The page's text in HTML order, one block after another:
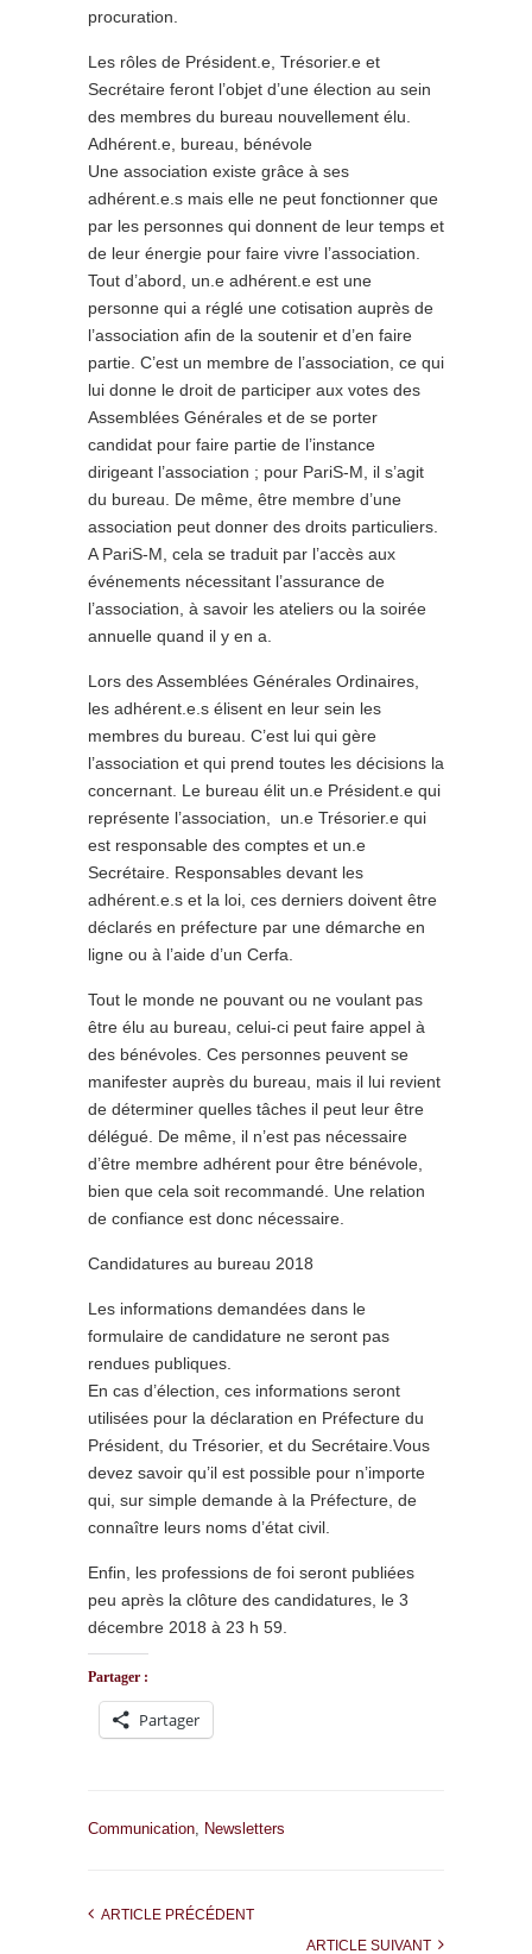
procuration.
Les rôles de Président.e, Trésorier.e et
Secrétaire feront l’objet d’une élection au sein
des membres du bureau nouvellement élu.
Adhérent.e, bureau, bénévole
Une association existe grâce à ses
adhérent.e.s mais elle ne peut fonctionner que
par les personnes qui donnent de leur temps et
de leur énergie pour faire vivre l’association.
Tout d’abord, un.e adhérent.e est une
personne qui a réglé une cotisation auprès de
l’association afin de la soutenir et d’en faire
partie. C’est un membre de l’association, ce qui
lui donne le droit de participer aux votes des
Assemblées Générales et de se porter
candidat pour faire partie de l’instance
dirigeant l’association ; pour PariS-M, il s’agit
du bureau. De même, être membre d’une
association peut donner des droits particuliers.
A PariS-M, cela se traduit par l’accès aux
événements nécessitant l’assurance de
l’association, à savoir les ateliers ou la soirée
annuelle quand il y en a.
Lors des Assemblées Générales Ordinaires,
les adhérent.e.s élisent en leur sein les
membres du bureau. C’est lui qui gère
l’association et qui prend toutes les décisions la
concernant. Le bureau élit un.e Président.e qui
représente l’association, un.e Trésorier.e qui
est responsable des comptes et un.e
Secrétaire. Responsables devant les
adhérent.e.s et la loi, ces derniers doivent être
déclarés en préfecture par une démarche en
ligne ou à l’aide d’un Cerfa.
Tout le monde ne pouvant ou ne voulant pas
être élu au bureau, celui-ci peut faire appel à
des bénévoles. Ces personnes peuvent se
manifester auprès du bureau, mais il lui revient
de déterminer quelles tâches il peut leur être
délégué. De même, il n’est pas nécessaire
d’être membre adhérent pour être bénévole,
bien que cela soit recommandé. Une relation
de confiance est donc nécessaire.
Candidatures au bureau 2018
Les informations demandées dans le
formulaire de candidature ne seront pas
rendues publiques.
En cas d’élection, ces informations seront
utilisées pour la déclaration en Préfecture du
Président, du Trésorier, et du Secrétaire.Vous
devez savoir qu’il est possible pour n’importe
qui, sur simple demande à la Préfecture, de
connaître leurs noms d’état civil.
Enfin, les professions de foi seront publiées
peu après la clôture des candidatures, le 3
décembre 2018 à 23 h 59.
Partager :
Partager
Communication, Newsletters
ARTICLE PRÉCÉDENT
ARTICLE SUIVANT